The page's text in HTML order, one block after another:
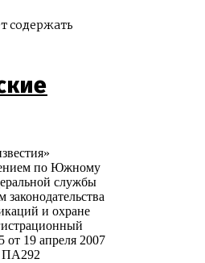
содержать
по Южному
службы
и охране
19 апреля 2007
ПА292